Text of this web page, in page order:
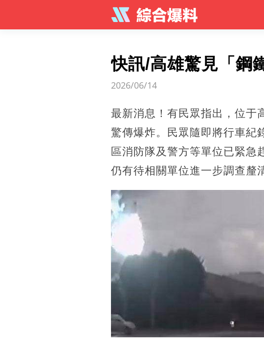
快訊/高雄驚見「鋼
2026/06/14
最新消息！有民眾指出，位于
驚傳爆炸。民眾隨即將行車紀
區消防隊及警方等單位已緊急
仍有待相關單位進一步調查釐